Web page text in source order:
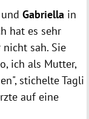
undGabriella in
hat es sehr
sah. Sie
ich als Mutter,
stichelte Tagli
auf eine